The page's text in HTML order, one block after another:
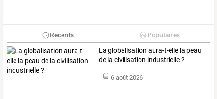
Récents Populaires
La globalisation aura-t-elle la peau
de la civilisation industrielle ?
6 août 2026